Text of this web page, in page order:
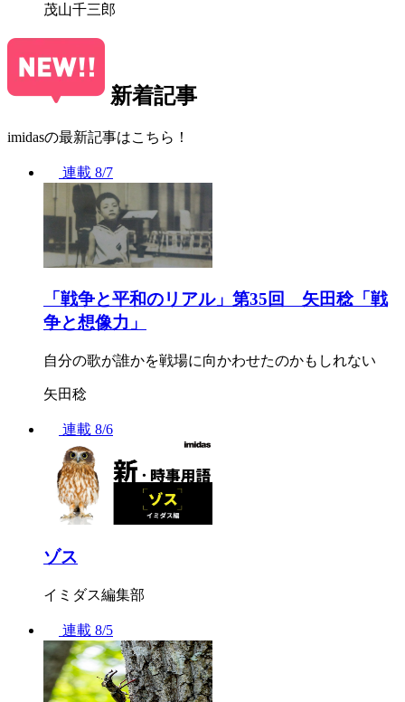
茂山千三郎
新着記事
imidasの最新記事はこちら！
連載 8/7
「戦争と平和のリアル」第35回 矢田稔「戦
争と想像力」
自分の歌が誰かを戦場に向かわせたのかもしれない
矢田稔
連載 8/6
ゾス
イミダス編集部
連載 8/5